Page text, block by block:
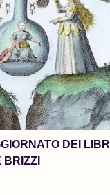
DEI LIBRI
BRIZZI